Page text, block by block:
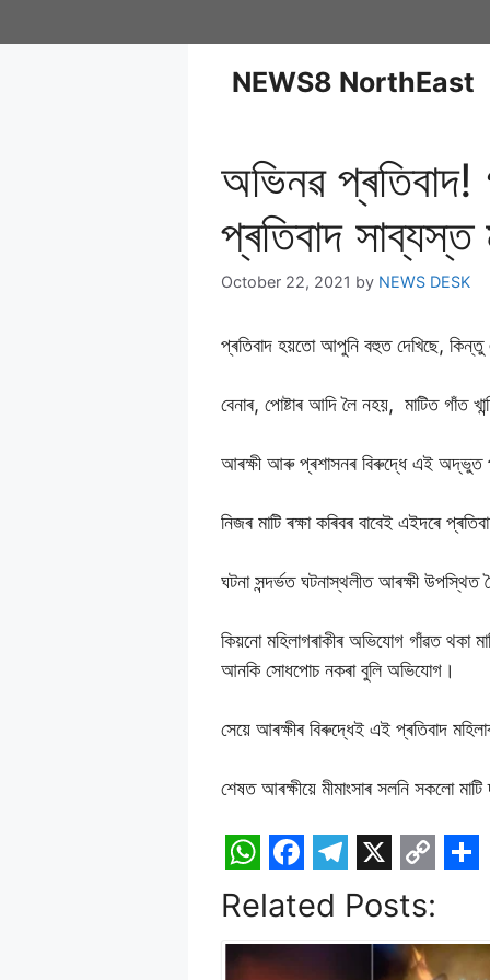
NEWS8 NorthEast
অভিনৱ
প্ৰতিবাদ
October 22, 2021 by NEWS DESK
প্ৰতিবাদ হয়তো আপুনি বহুত দেখিছে, কিন্তু
বেনাৰ, পোষ্টাৰ আদি লৈ নহয়, মাটিত গাঁত
আৰক্ষী আৰু প্ৰশাসনৰ বিৰুদ্ধে এই অদ্ভুত
নিজৰ মাটি ৰক্ষা কৰিবৰ বাবেই এইদৰে
ঘটনা সন্দৰ্ভত ঘটনাস্থলীত আৰক্ষী উপস্থিত
কিয়নো মহিলাগৰাকীৰ অভিযোগ গাঁৱত
আনকি সোধপোচ নকৰা বুলি অভিযোগ।
সেয়ে আৰক্ষীৰ বিৰুদ্ধেই এই প্ৰতিবাদ
শেষত আৰক্ষীয়ে মীমাংসাৰ সলনি সকলো
W
h
a
F
a
c
T
e
l
X
C
o
p a
Related Posts: